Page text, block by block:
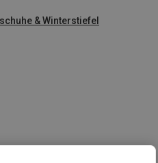
& Winterstiefel